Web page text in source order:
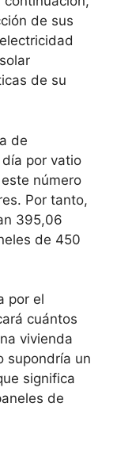
de sus
de su
de
por vatio
número
Por tanto,
395,06
de 450
por el
cuántos
vivienda
supondría un
significa
de